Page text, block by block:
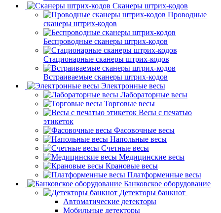
Сканеры штрих-кодов
Проводные
сканеры штрих-кодов
Беспроводные сканеры штрих-кодов
Стационарные сканеры штрих-кодов
Встраиваемые сканеры штрих-кодов
Электронные весы
Лабораторные весы
Торговые весы
Весы с печатью
этикеток
Фасовочные весы
Напольные весы
Счетные весы
Медицинские весы
Крановые весы
Платформенные весы
Банковское оборудование
Детекторы банкнот
Автоматические детекторы
Мобильные детекторы